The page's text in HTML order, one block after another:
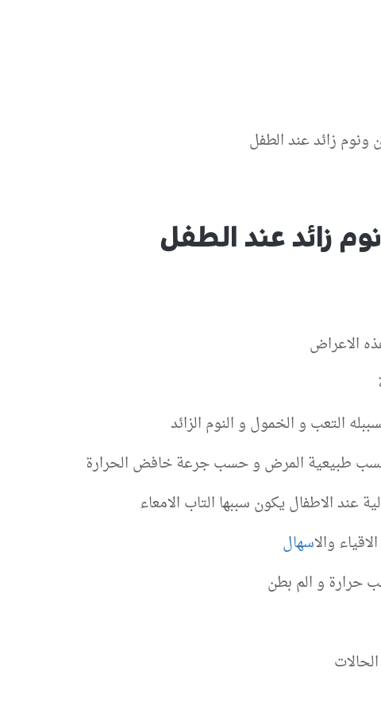
ونوم زائد عند الطفل
زائد عند الطفل
الاعراض
التعب و الخمول و النوم الزائد
حسب طبيعية المرض و حسب جرعة خافض الحرارة
عند الاطفال يكون سببها التاب الامعاء
والاسهال
حرارة و الم بطن